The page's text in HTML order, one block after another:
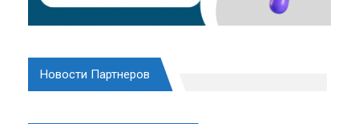
Новости Партнеров